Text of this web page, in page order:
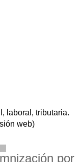
laboral, tributaria.
web)
por